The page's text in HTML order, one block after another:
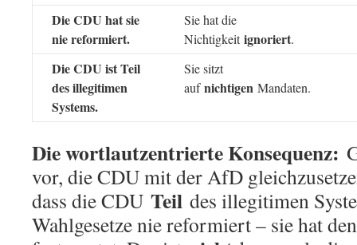
Die CDU hat sie
nie reformiert.
Sie hat die
Nichtigkeitignoriert.
Die CDU ist Teil
des illegitimen
Systems.
Sie sitzt
aufnichtigen Mandaten.
Die wortlautzentrierte Konsequenz:
vor, die CDU mit der AfD
dass die CDU Teil des illegitimen
Wahlgesetze nie reformiert – sie hat